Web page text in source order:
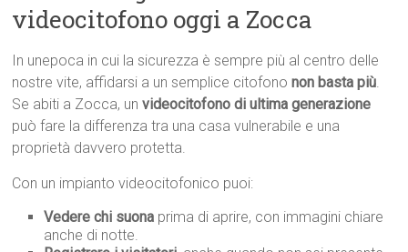
videocitofono oggi a Zocca
In unepoca in cui la sicurezza è sempre più al centro delle
nostre vite, affidarsi a un semplice citofononon basta più.
Se abiti a Zocca, unvideocitofono di ultima generazione
può fare la differenza tra una casa vulnerabile e una
proprietà davvero protetta.
Con un impianto videocitofonico puoi:
Vedere chi suona prima di aprire, con immagini chiare
anche di notte.